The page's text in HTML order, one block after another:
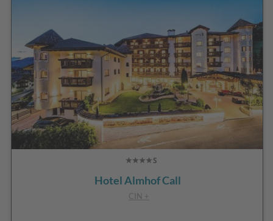
Hotel Almhof Call
CIN +